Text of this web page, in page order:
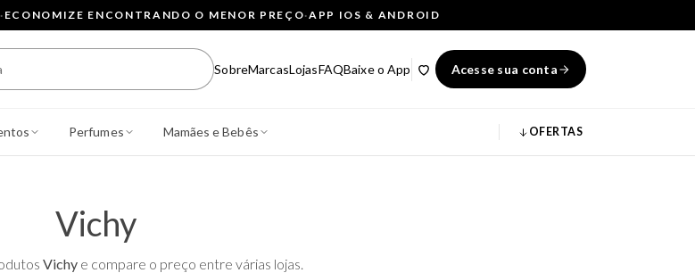
· ECONOMIZE ENCONTRANDO O MENOR PREÇO·APP IOS & ANDROID
SobreMarcasLojasFAQBaixe o App Acesse sua conta
Perfumes Mamães e Bebês OFERTAS
Vichy
Vichy e compare o preço entre várias lojas.